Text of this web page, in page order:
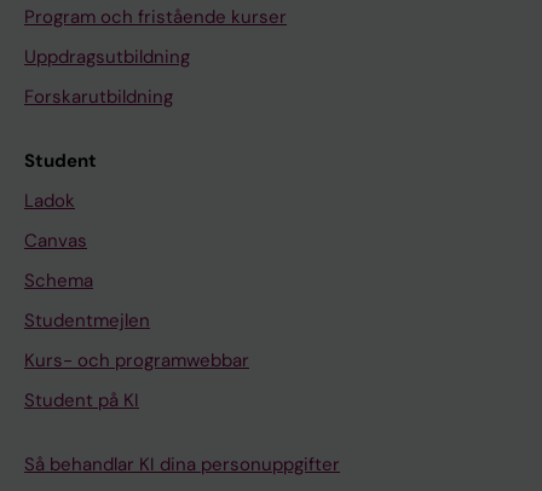
Program och fristående kurser
Uppdragsutbildning
Forskarutbildning
Student
Ladok
Canvas
Schema
Studentmejlen
Kurs- och programwebbar
Student på KI
Så behandlar KI dina personuppgifter